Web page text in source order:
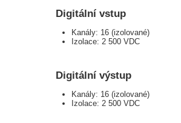
Digitální vstup
Kanály: 16 (izolované)
Izolace: 2 500 VDC
Digitální výstup
Kanály: 16 (izolované)
Izolace: 2 500 VDC